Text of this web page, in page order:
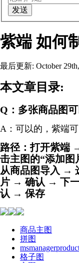
紫端 如何
最后更新: October
本文章目录:
Q：多张商品图
A：可以的，紫端
路径：打开紫
击主图的“添加
从商品图导入 →
片 → 确认 → 下
认 → 保存
商品主图
拼图
格子图